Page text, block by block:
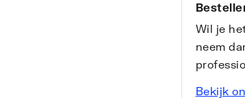
Wil je
neem
Bekijk